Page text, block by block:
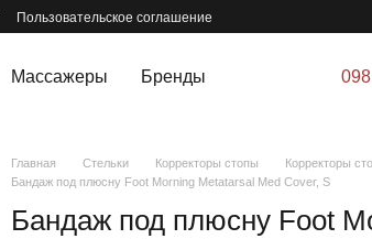
Пользовательское соглашение
Массажеры Бренды
Главная Стельки Корректоры стопы
Корректоры
Бандаж под плюсну Foot Morning Metatarsal Med Cover, S
Бандаж под плюсну Foot